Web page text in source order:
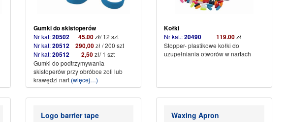
Gumki do skistoperów
Nr kat:20502 45.00 zł/12 szt
Nr kat:20512 290,00zł / 200 szt
Nr kat:20512 2,50zł/ 1 szt
Gumki do podtrzymywania
skistoperów przy obróbce zoli lub
krawędzi nart (więcej…)
Kołki
Nr kat.:20490 119.00zł
Stopper- plastikowe kołki do
uzupełniania otworów w nartach
Logo barrier tape Waxing Apron